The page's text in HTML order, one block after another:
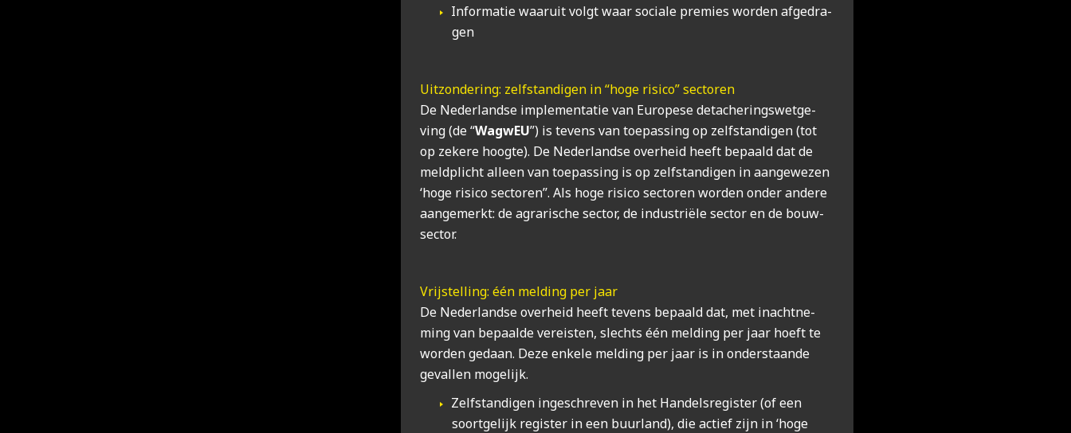
Infor­ma­tie waar­uit volgt waar soci­a­le pre­mies wor­den afge­dra­
gen
Uit­zon­de­ring: zelf­stan­di­gen in “hoge risi­co” sec­to­ren
De Neder­land­se imple­men­ta­tie van Euro­pe­se deta­che­rings­wet­ge­
ving (de “Wag­wEU”) is tevens van toe­pas­sing op zelf­stan­di­gen (tot
op zeke­re hoog­te). De Neder­land­se over­heid heeft bepaald dat de
meld­plicht alleen van toe­pas­sing is op zelf­stan­di­gen in aan­ge­we­zen
‘hoge risi­co sec­to­ren’’. Als hoge risi­co sec­to­ren wor­den onder ande­re
aan­ge­merkt: de agra­ri­sche sec­tor, de indu­stri­ë­le sec­tor en de bouw­
sec­tor.
Vrij­stel­ling: één mel­ding per jaar
De Neder­land­se over­heid heeft tevens bepaald dat, met inacht­ne­
ming van bepaal­de ver­eis­ten, slechts één mel­ding per jaar hoeft te
wor­den gedaan. Deze enke­le mel­ding per jaar is in onder­staan­de
geval­len moge­lijk.
Zelf­stan­di­gen inge­schre­ven in het Han­dels­re­gis­ter (of een
soort­ge­lijk regis­ter in een buur­land), die actief zijn in ‘hoge